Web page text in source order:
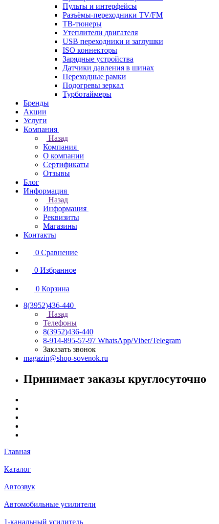
Пульты и интерфейсы
Разъёмы-переходники TV/FM
ТВ-тюнеры
Утеплители двигателя
USB переходники и заглушки
ISO коннекторы
Зарядные устройства
Датчики давления в шинах
Переходные рамки
Подогревы зеркал
Турботаймеры
Бренды
Акции
Услуги
Компания
Назад
Компания
О компании
Сертификаты
Отзывы
Блог
Информация
Назад
Информация
Реквизиты
Магазины
Контакты
0 Сравнение
0 Избранное
0 Корзина
8(3952)436-440
Назад
Телефоны
8(3952)436-440
8-914-895-57-97 WhatsApp/Viber/Telegram
Заказать звонок
magazin@shop-sovenok.ru
Принимает заказы круглосуточно
Главная
Каталог
Автозвук
Автомобильные усилители
1-канальный усилитель